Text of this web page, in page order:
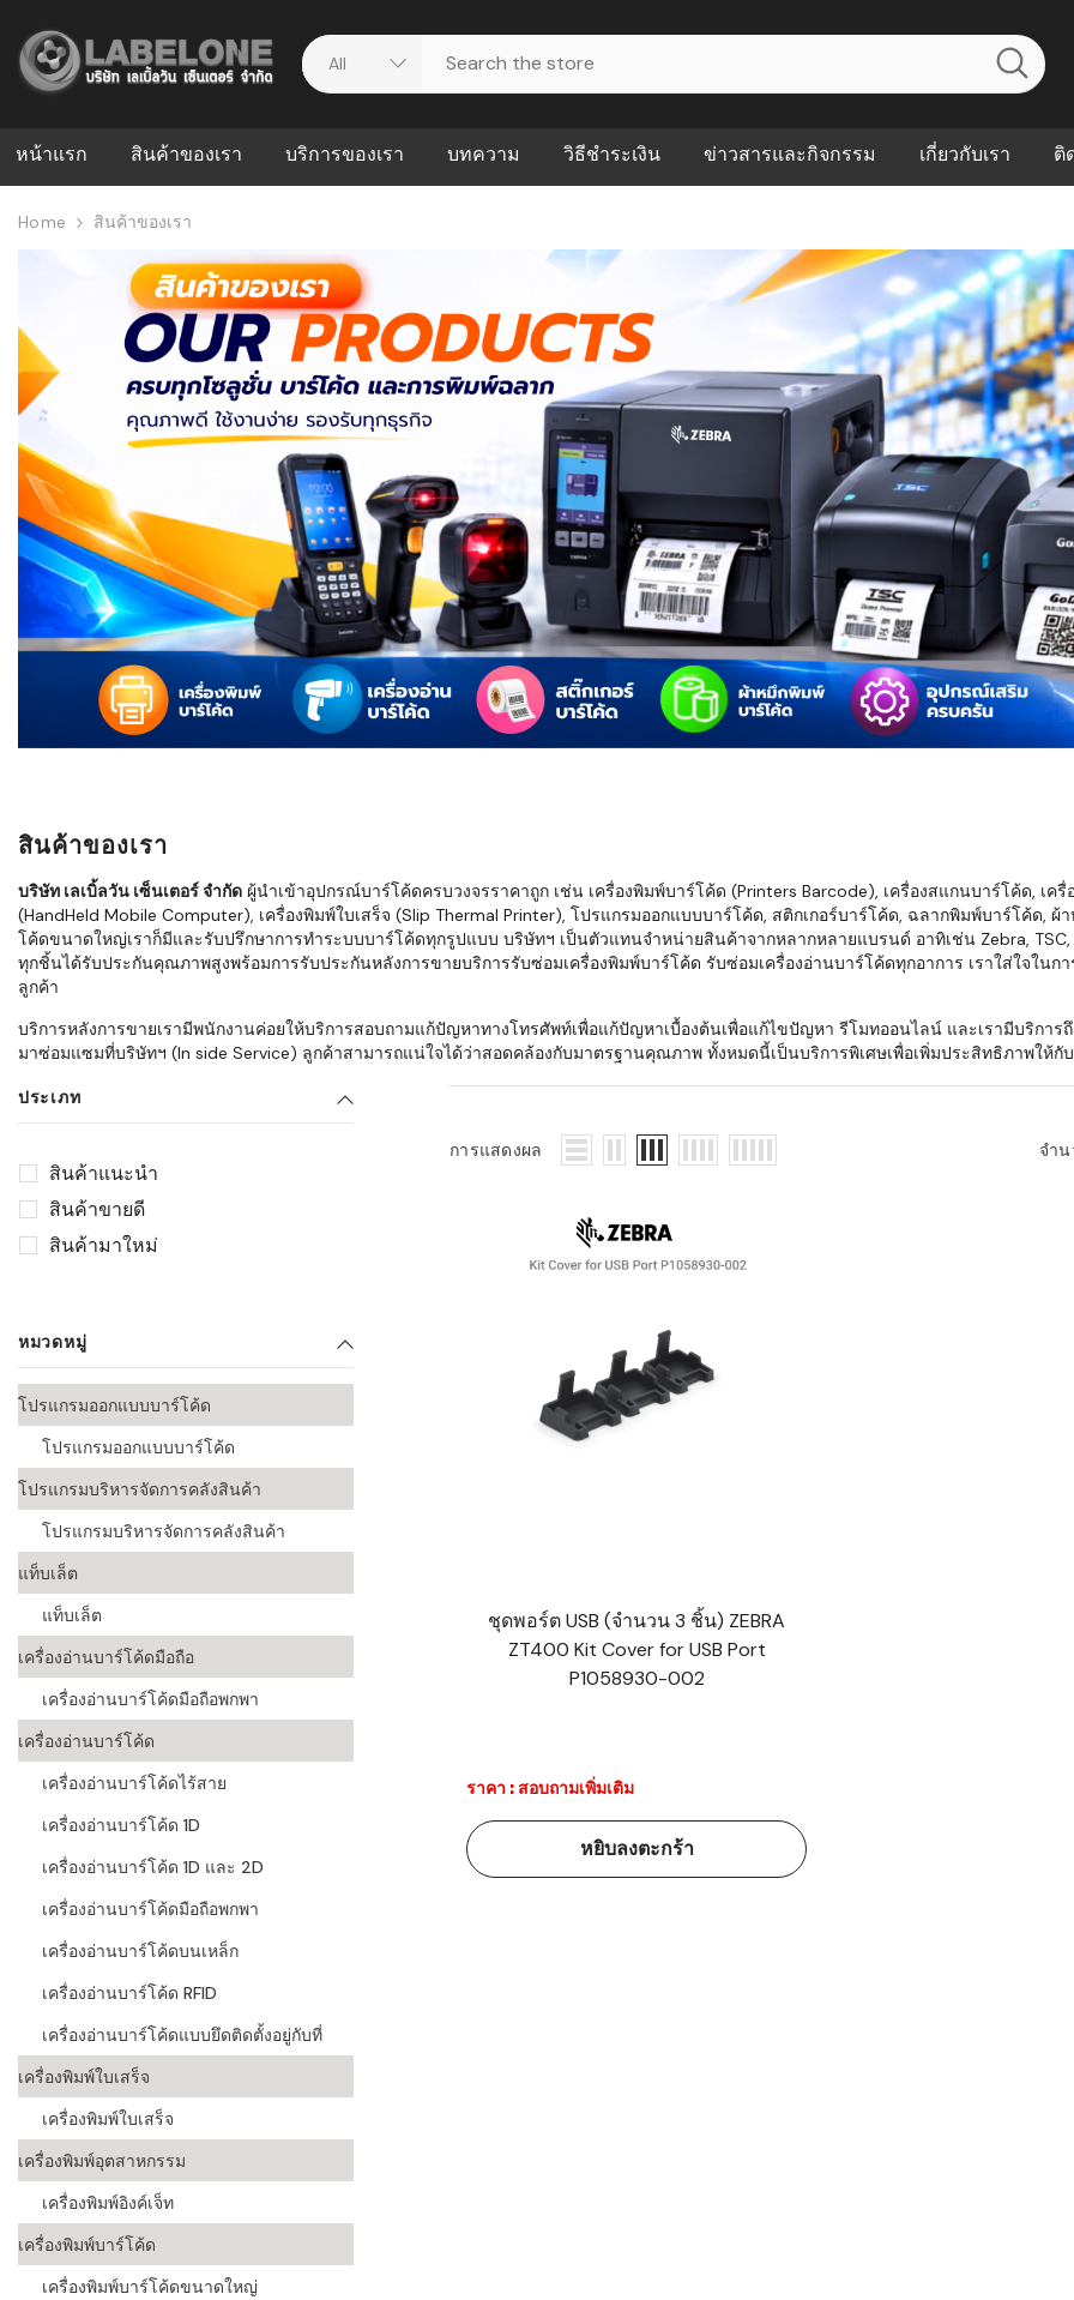
หน้าแรก สินค้าของเรา บริการของเรา
ดาวน์โหลดไดร์เวอร์
วีดีโอแนะนำ
บทความ
บริหารคลังสินค้าที่ช่วยลด
สต็อกแบบ Real-time
ปัญหาคลังสินค้าที่บอกว่า
ธุรกิจของคุณควรเริ่มใช้
WMS กับ ERP ต่างกัน
อย่างไร? ทำไมหลายธุรกิจ
ต้องใช้ร่วมกัน
ใช้ Excel คุมสต็อก กับใช้
WMS ต่างกันอย่างไร?
แบบไหนเหมาะกับธุรกิจที่
กำลังเติบโต
ขั้นตอนการทำงานของ
WMS ตั้งแต่รับสินค้า จัด
เก็บ หยิบ แพ็ก จนถึงจัดส่ง
อย่างไร
WMS สำหรับธุรกิจ 3PL,
ค้าส่ง และ E-Commerce:
แนะนำ Checklist ก่อน
เลือกระบบ WMS: ธุรกิจ
ก่อนเริ่มติดตั้ง
อุตสาหกรรมอิเล็กทรอนิกส์
ระบบบาร์โค้ดในธุรกิจขน
ขายธุรกิจค้าปลีก
การพัฒนาบาร์โค้ดในงาน
ระบบบาร์โค้ดใน
อุตสาหกรรมอาหาร
แพทย์
ระบบบาร์โค้ดในด้านการ
วิธีชำระเงิน ข่าวสารและกิจกรรม เกี่ยวกับเรา
FAQs
Our Customer
ติ
Home สินค้าของเรา
สินค้าของเรา
บริษัท เลเบิ้ลวัน เซ็นเตอร์ จำกัด ผู้นำเข้าอุปกรณ์บาร์โค้ดครบวงจรราคาถูก เช่น เครื่องพิมพ์บาร์โค้ด (Printers Barcode), เครื่องสแกนบาร์โค้ด, เค
(HandHeld Mobile Computer), เครื่องพิมพ์ใบเสร็จ (Slip Thermal Printer), โปรแกรมออกแบบบาร์โค้ด, สติกเกอร์บาร์โค้ด, ฉลากพิมพ์บาร์โค้ด,
โค้ดขนาดใหญ่เราก็มีและรับปรึกษาการทำระบบบาร์โค้ดทุกรูปแบบ บริษัทฯ เป็นตัวแทนจำหน่ายสินค้าจากหลากหลายแบรนด์ อาทิเช่น Zebra, TSC,
ทุกชิ้นได้รับประกันคุณภาพสูงพร้อมการรับประกันหลังการขายบริการรับซ่อมเครื่องพิมพ์บาร์โค้ด รับซ่อมเครื่องอ่านบาร์โค้ดทุกอาการ เราใส่ใจใน
ลูกค้า
บริการหลังการขายเรามีพนักงานค่อยให้บริการสอบถามแก้ปัญหาทางโทรศัพท์เพื่อแก้ปัญหาเบื้องต้นเพื่อแก้ไขปัญหา รีโมทออนไลน์ และเรามีบริการ
มาซ่อมแซมที่บริษัทฯ (In side Service) ลูกค้าสามารถแน่ใจได้ว่าสอดคล้องกับมาตรฐานคุณภาพ ทั้งหมดนี้เป็นบริการพิเศษเพื่อเพิ่มประสิทธิภาพให้กั
ประเภท
สินค้าแนะนำ
สินค้าขายดี
สินค้ามาใหม่
หมวดหมู่
โปรแกรมออกแบบบาร์โค้ด
โปรแกรมออกแบบบาร์โค้ด
โปรแกรมบริหารจัดการคลังสินค้า
โปรแกรมบริหารจัดการคลังสินค้า
แท็บเล็ต
แท็บเล็ต
เครื่องอ่านบาร์โค้ดมือถือ
เครื่องอ่านบาร์โค้ดมือถือพกพา
เครื่องอ่านบาร์โค้ด
เครื่องอ่านบาร์โค้ดไร้สาย
เครื่องอ่านบาร์โค้ด 1D
เครื่องอ่านบาร์โค้ด 1D และ 2D
เครื่องอ่านบาร์โค้ดมือถือพกพา
เครื่องอ่านบาร์โค้ดบนเหล็ก
เครื่องอ่านบาร์โค้ด RFID
เครื่องอ่านบาร์โค้ดแบบยึดติดตั้งอยู่กับที่
เครื่องพิมพ์ใบเสร็จ
เครื่องพิมพ์ใบเสร็จ
เครื่องพิมพ์อุตสาหกรรม
เครื่องพิมพ์อิงค์เจ็ท
เครื่องพิมพ์บาร์โค้ด
เครื่องพิมพ์บาร์โค้ดขนาดใหญ่
การแสดงผล จำ
ชุดพอร์ต USB (จำนวน 3 ชิ้น) ZEBRA
ZT400 Kit Cover for USB Port
P1058930-002
ราคา : สอบถามเพิ่มเติม
หยิบลงตะกร้า